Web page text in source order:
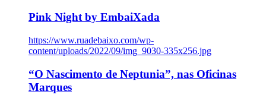
Pink Night by EmbaiXada
https://www.ruadebaixo.com/wp-
content/uploads/2022/09/img_9030-335x256.jpg
“O Nascimento de Neptunia”, nas Oficinas
Marques